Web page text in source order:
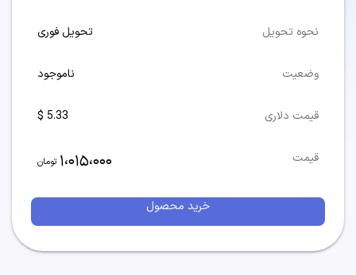
نحوه تحویل تحویل فوری
وضعیت ناموجود
قیمت دلاری 5.33 $
قیمت 1،015،000 تومان
خرید محصول